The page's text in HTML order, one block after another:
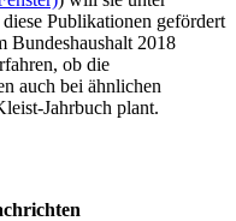
Publikationen gefördert
Bundeshaushalt 2018
ob die
auch bei ähnlichen
Jahrbuch plant.